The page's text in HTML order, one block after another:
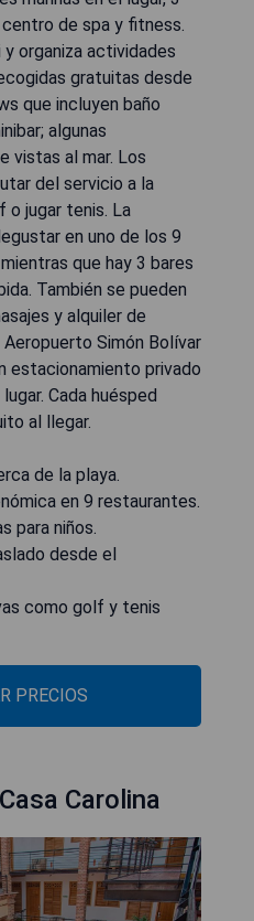
de spa y fitness.
organiza actividades
gratuitas desde
que incluyen baño
algunas
vistas al mar. Los
del servicio a la
o jugar tenis. La
en uno de los 9
que hay 3 bares
También se pueden
y alquiler de
Simón Bolívar
estacionamiento privado
Cada huésped
al llegar.
de la playa.
en 9 restaurantes.
para niños.
desde el
como golf y tenis
PRECIOS
Carolina